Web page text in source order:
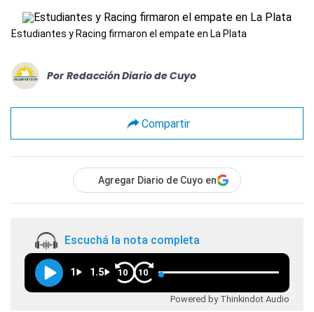
Estudiantes y Racing firmaron el empate en La Plata
Por Redacción Diario de Cuyo
Compartir
Agregar Diario de Cuyo en
Escuchá la nota completa
1 1.5 10 10
Powered by Thinkindot Audio